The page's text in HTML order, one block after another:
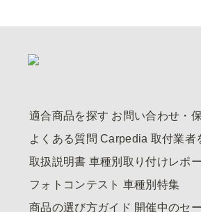
適合商品を探す お問い合わせ・
よくある質問 Carpedia 取付業者
取扱説明書 車種別取り付けレポ
フォトコンテスト 車種別特集
商品の選び方ガイド 開催中のセ